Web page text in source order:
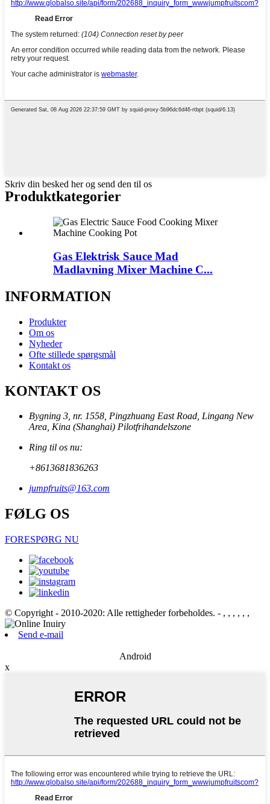
Skriv din besked her og send den til os
Produktkategorier
Gas Elektrisk Sauce Mad
Madlavning Mixer Machine C...
INFORMATION
Produkter
Om os
Nyheder
Ofte stillede spørgsmål
Kontakt os
KONTAKT OS
Bygning 3, nr. 1558, Pingzhuang East Road, Lingang New
Area, Kina (Shanghai) Pilotfrihandelszone
Ring til os nu:
+8613681836263
jumpfruits@163.com
FØLG OS
FORESPØRG NU
© Copyright - 2010-2020: Alle rettigheder forbeholdes. - , , , , , ,
Send e-mail
Android
x